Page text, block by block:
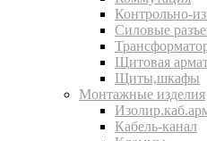
Контрольно-
Силовые
Щитовая
Щиты,шкафы
Монтажные изделия
Кабель-канал